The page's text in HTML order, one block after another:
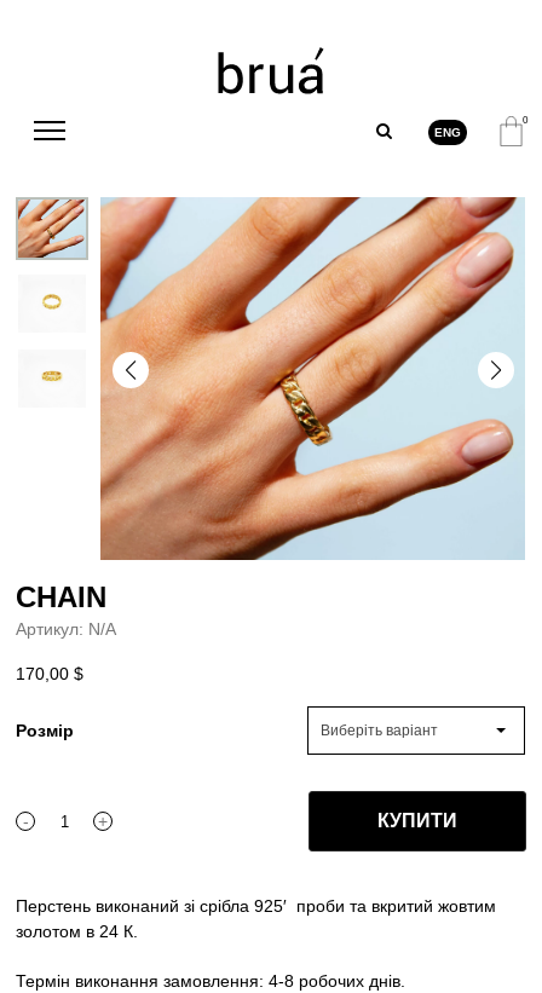
ENG
0
CHAIN
Артикул: N/A
170,00$
Розмір Виберіть варіант
-
CHAIN
+ КУПИТИ
Перстень виконаний зі срібла 925′ проби та вкритий жовтим
золотом в 24 К.
Термін виконання замовлення: 4-8 робочих днів.